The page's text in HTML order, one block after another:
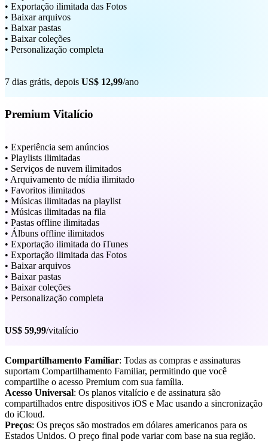
• Exportação ilimitada das Fotos
• Baixar arquivos
• Baixar pastas
• Baixar coleções
• Personalização completa
7 dias grátis, depois US$ 12,99/ano
Premium Vitalício
• Experiência sem anúncios
• Playlists ilimitadas
• Serviços de nuvem ilimitados
• Arquivamento de mídia ilimitado
• Favoritos ilimitados
• Músicas ilimitadas na playlist
• Músicas ilimitadas na fila
• Pastas offline ilimitadas
• Álbuns offline ilimitados
• Exportação ilimitada do iTunes
• Exportação ilimitada das Fotos
• Baixar arquivos
• Baixar pastas
• Baixar coleções
• Personalização completa
US$ 59,99/vitalício
Compartilhamento Familiar: Todas as compras e assinaturas
suportam Compartilhamento Familiar, permitindo que você
compartilhe o acesso Premium com sua família.
Acesso Universal: Os planos vitalício e de assinatura são
compartilhados entre dispositivos iOS e Mac usando a sincronização
do iCloud.
Preços: Os preços são mostrados em dólares americanos para os
Estados Unidos. O preço final pode variar com base na sua região.